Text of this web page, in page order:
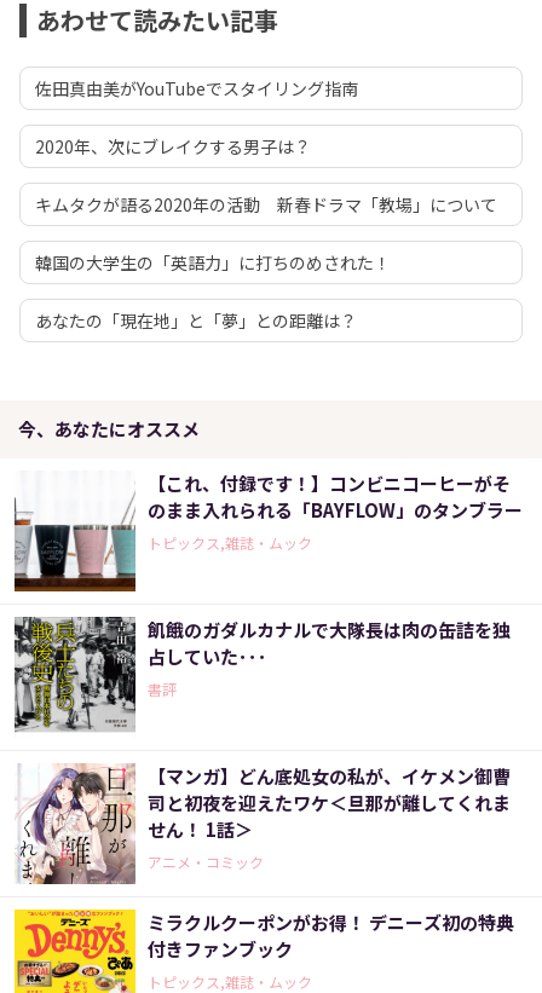
あわせて読みたい記事
佐田真由美がYouTubeでスタイリング指南
2020年、次にブレイクする男子は？
キムタクが語る2020年の活動 新春ドラマ「教場」について
韓国の大学生の「英語力」に打ちのめされた！
あなたの「現在地」と「夢」との距離は？
今、あなたにオススメ
【これ、付録です！】コンビニコーヒーがそ
のまま入れられる「BAYFLOW」のタンブラー
トピックス,雑誌・ムック
飢餓のガダルカナルで大隊長は肉の缶詰を独
占していた･･･
書評
【マンガ】どん底処女の私が、イケメン御曹
司と初夜を迎えたワケ＜旦那が離してくれま
せん！ 1話＞
アニメ・コミック
ミラクルクーポンがお得！ デニーズ初の特典
付きファンブック
トピックス,雑誌・ムック